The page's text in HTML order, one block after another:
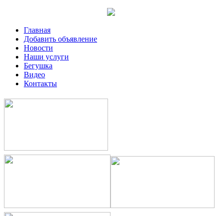
Главная
Добавить объявление
Новости
Наши услуги
Бегушка
Видео
Контакты